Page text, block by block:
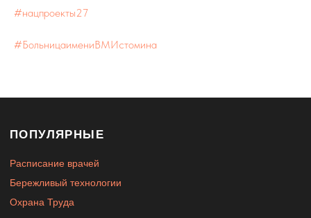
#нацпроекты27
#БольницаимениВМИстомина